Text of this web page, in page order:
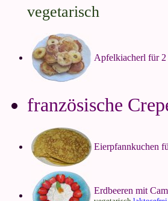
vegetarisch
Apfelkiacherl für 2
französische
Eierpfannkuchen
Erdbeeren mit